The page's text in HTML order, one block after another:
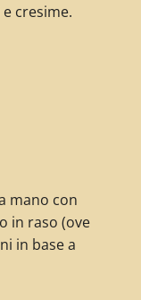
cresime.
mano con
in raso (ove
in base a